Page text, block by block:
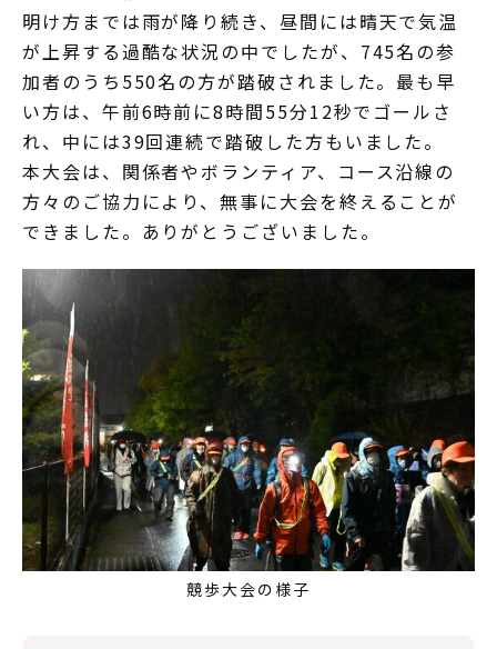
明け方までは雨が降り続き、昼間には晴天で気温
が上昇する過酷な状況の中でしたが、745名の参
加者のうち550名の方が踏破されました。最も早
い方は、午前6時前に8時間55分12秒でゴールさ
れ、中には39回連続で踏破した方もいました。
本大会は、関係者やボランティア、コース沿線の
方々のご協力により、無事に大会を終えることが
できました。ありがとうございました。
競歩大会の様子